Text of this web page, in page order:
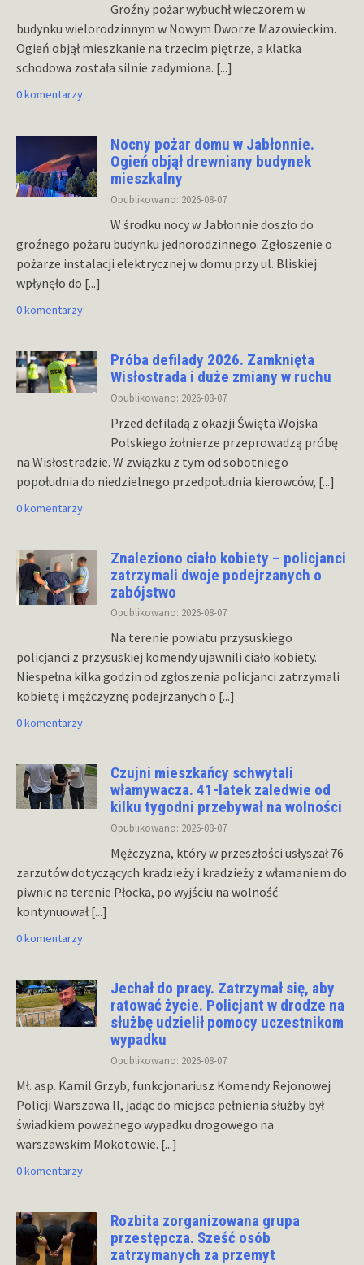
Groźny pożar wybuchł wieczorem w
budynku wielorodzinnym w Nowym Dworze Mazowieckim.
Ogień objął mieszkanie na trzecim piętrze, a klatka
schodowa została silnie zadymiona. [...]
0 komentarzy
Nocny pożar domu w Jabłonnie.
Ogień objął drewniany budynek
mieszkalny
Opublikowano: 2026-08-07
W środku nocy w Jabłonnie doszło do
groźnego pożaru budynku jednorodzinnego. Zgłoszenie o
pożarze instalacji elektrycznej w domu przy ul. Bliskiej
wpłynęło do [...]
0 komentarzy
Próba defilady 2026. Zamknięta
Wisłostrada i duże zmiany w ruchu
Opublikowano: 2026-08-07
Przed defiladą z okazji Święta Wojska
Polskiego żołnierze przeprowadzą próbę
na Wisłostradzie. W związku z tym od sobotniego
popołudnia do niedzielnego przedpołudnia kierowców, [...]
0 komentarzy
Znaleziono ciało kobiety – policjanci
zatrzymali dwoje podejrzanych o
zabójstwo
Opublikowano: 2026-08-07
Na terenie powiatu przysuskiego
policjanci z przysuskiej komendy ujawnili ciało kobiety.
Niespełna kilka godzin od zgłoszenia policjanci zatrzymali
kobietę i mężczyznę podejrzanych o [...]
0 komentarzy
Czujni mieszkańcy schwytali
włamywacza. 41-latek zaledwie od
kilku tygodni przebywał na wolności
Opublikowano: 2026-08-07
Mężczyzna, który w przeszłości usłyszał 76
zarzutów dotyczących kradzieży i kradzieży z włamaniem do
piwnic na terenie Płocka, po wyjściu na wolność
kontynuował[...]
0 komentarzy
Jechał do pracy. Zatrzymał się, aby
ratować życie. Policjant w drodze na
służbę udzielił pomocy uczestnikom
wypadku
Opublikowano: 2026-08-07
Mł. asp. Kamil Grzyb, funkcjonariusz Komendy Rejonowej
Policji Warszawa II, jadąc do miejsca pełnienia służby był
świadkiem poważnego wypadku drogowego na
warszawskim Mokotowie. [...]
0 komentarzy
Rozbita zorganizowana grupa
przestępcza. Sześć osób
zatrzymanych za przemyt